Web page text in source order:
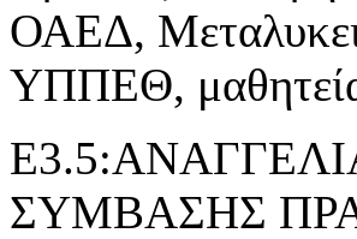
ΟΑΕΔ,
ΥΠΠΕΘ,
ΣΥΜΒΑΣΗΣ